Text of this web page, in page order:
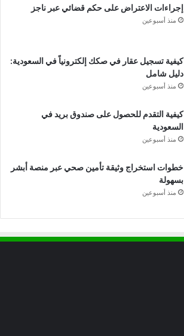
إجراءات الاعتراض على حكم قضائي عبر ناجز
منذ أسبوعين
كيفية تسجيل عقار في صكك إلكترونياً في السعودية:
دليل شامل
منذ أسبوعين
كيفية التقدم للحصول على صندوق بريد في
السعودية
منذ أسبوعين
خطوات استخراج وثيقة تأمين صحي عبر منصة أبشر
بسهولة
منذ أسبوعين